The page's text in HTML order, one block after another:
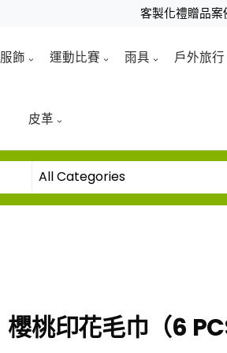
客製化禮贈品案
服飾 運動比賽 雨具 戶外旅行
皮革
櫻桃印花毛巾（6